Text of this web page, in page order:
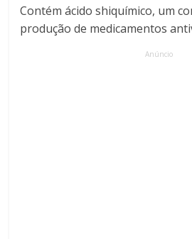
Contém ácido shiquímico, um
produção de medicamentos
Anúncio